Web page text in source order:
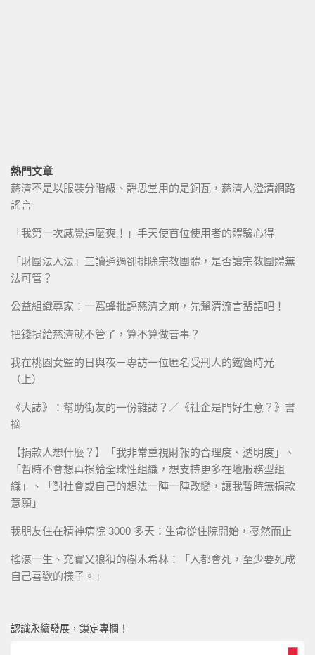
熱門文章
慈濟不是以服裝分階級、靜思堂用的是銅瓦，慈濟人澄清網路
謠言
「我第一次感覺這麼爽！」手天使首位使用者的體驗心得
「財團法人法」三讀通過卻排除宗教團體，是否讓宗教團體無
法可管？
公益組織專家：一窩蜂批評慈濟之前，先釐清流言蜚語吧！
把錢捐給慈濟就不管了，算不算做善事？
我在桃園女監的日與夜－專訪一位匿名受刑人的鐵窗時光
（上）
《大誌》：幫助街友的一份雜誌？／《社企是門好生意？》書
摘
【捐款人想什麼？】「我非常重視財報的合理度、透明度」、
「暫時不會想再捐給全球性組織，想支持更多在地服務型組
織」、「對社會或自己的想法一陣一陣改變，讓我暫時無捐款
意願」
我朋友住在精神病院 3000 多天：生命從住院開始，戞然而止
搖滾一生、充實又狼狽的樹木希林：「人都會死，至少要死成
自己喜歡的樣子。」
認識永續發展，鎖定專欄！